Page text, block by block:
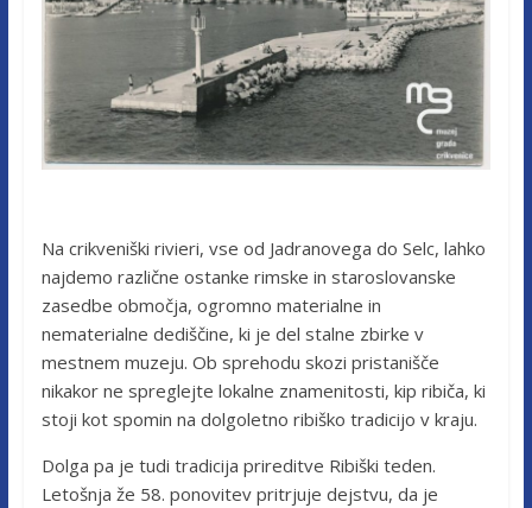
Na crikveniški rivieri, vse od Jadranovega do Selc, lahko
najdemo različne ostanke rimske in staroslovanske
zasedbe območja, ogromno materialne in
nematerialne dediščine, ki je del stalne zbirke v
mestnem muzeju. Ob sprehodu skozi pristanišče
nikakor ne spreglejte lokalne znamenitosti, kip ribiča, ki
stoji kot spomin na dolgoletno ribiško tradicijo v kraju.
Dolga pa je tudi tradicija prireditve Ribiški teden.
Letošnja že 58. ponovitev pritrjuje dejstvu, da je